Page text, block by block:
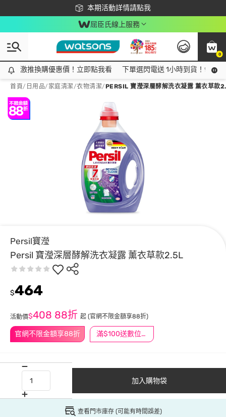
本期活動詳情請點我
下載app最高回饋$350
屈臣氏線上服務
0
激推換購優惠價！立即點我看
激推換購優惠價！立即點我看 下單選閃電送 1小時到貨！領神
首頁/ 日用品/ 家庭清潔/衣物清潔/PERSIL 寶瀅深層酵解洗衣凝露 薰衣草款
Persil寶瀅
Persil 寶瀅深層酵解洗衣凝露 薰衣草款2.5L
官網不限金額享88折 滿$100送數位印花
$464
活動價$408 88折 起 (官網不限金額享88折)
加入購物袋
查看門市庫存 (可能有時間誤差)